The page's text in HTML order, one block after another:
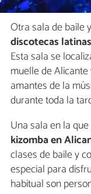
Otra sala de baile
discotecas
Esta sala se
muelle de
amantes de la
durante toda la
Una sala en la
kizomba en
clases de baile y
especial para
habitual son